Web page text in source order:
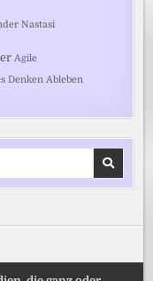
Nastasi
Agile
Denken Ableben